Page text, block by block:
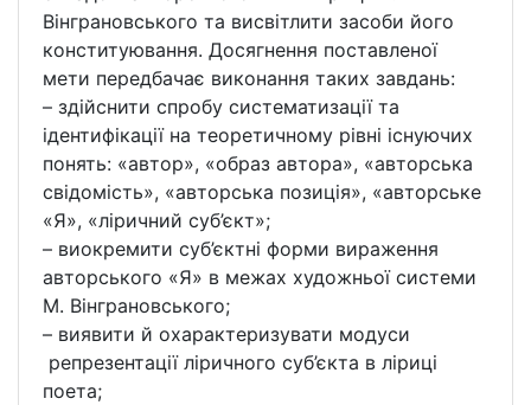
Вінграновського та висвітлити засоби його
конституювання. Досягнення поставленої
мети передбачає виконання таких завдань:
– здійснити спробу систематизації та
ідентифікації на теоретичному рівні існуючих
понять: «автор», «образ автора», «авторська
свідомість», «авторська позиція», «авторське
«Я», «ліричний суб’єкт»;
– виокремити суб’єктні форми вираження
авторського «Я» в межах художньої системи
М. Вінграновського;
– виявити й охарактеризувати модуси
репрезентації ліричного суб’єкта в ліриці
поета;